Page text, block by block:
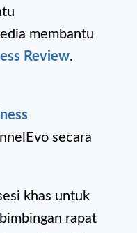
membantu
Review.
secara
khas untuk
rapat